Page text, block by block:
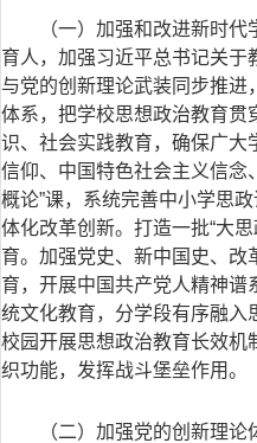
（一）加强和改进新时
育人，加强习近平总书记关
与党的创新理论武装同步推
体系，把学校思想政治教育贯
识、社会实践教育，确保广大
信仰、中国特色社会主义信念
概论”课，系统完善中小学思
体化改革创新。打造一批“大
育。加强党史、新中国史、
育，开展中国共产党人精神
统文化教育，分学段有序融入
校园开展思想政治教育长效机
织功能，发挥战斗堡垒作用。
（二）加强党的创新理